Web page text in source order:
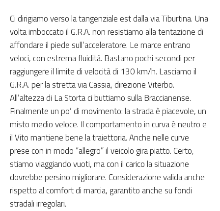
Ci dirigiamo verso la tangenziale est dalla via Tiburtina. Una
volta imboccato il G.R.A. non resistiamo alla tentazione di
affondare il piede sull’acceleratore. Le marce entrano
veloci, con estrema fluidità. Bastano pochi secondi per
raggiungere il limite di velocità di 130 km/h. Lasciamo il
G.R.A. per la stretta via Cassia, direzione Viterbo.
All’altezza di La Storta ci buttiamo sulla Braccianense.
Finalmente un po’ di movimento: la strada è piacevole, un
misto medio veloce. Il comportamento in curva è neutro e
il Vito mantiene bene la traiettoria. Anche nelle curve
prese con in modo “allegro” il veicolo gira piatto. Certo,
stiamo viaggiando vuoti, ma con il carico la situazione
dovrebbe persino migliorare. Considerazione valida anche
rispetto al comfort di marcia, garantito anche su fondi
stradali irregolari.